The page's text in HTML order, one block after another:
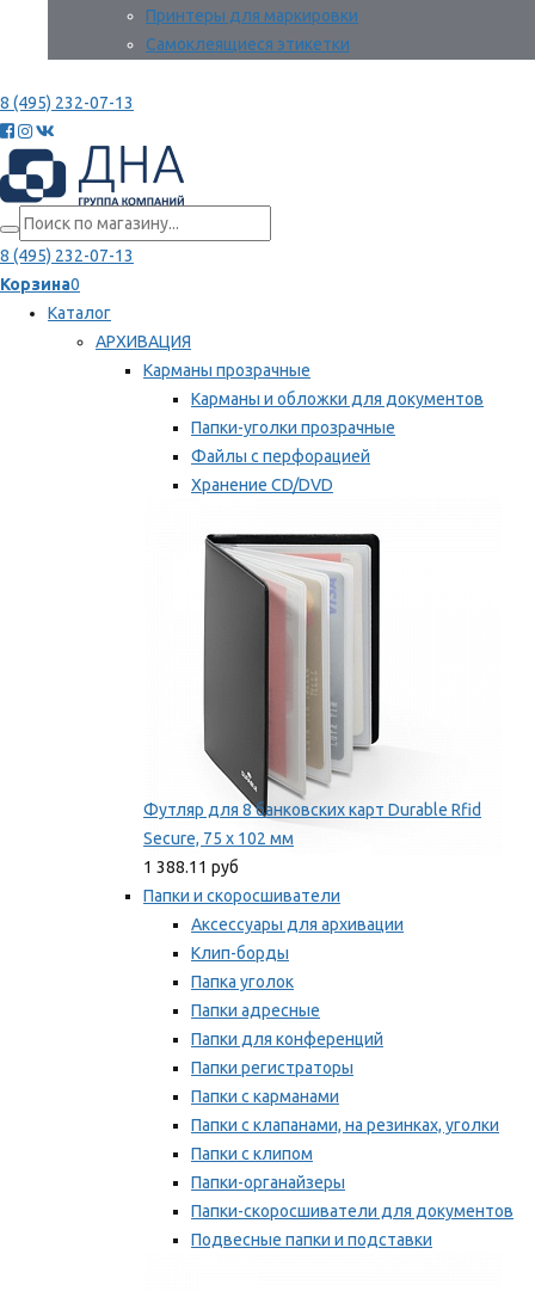
Принтеры для маркировки
Самоклеящиеся этикетки
8 (495) 232-07-13
8 (495) 232-07-13
Корзина0
Каталог
АРХИВАЦИЯ
Карманы прозрачные
Карманы и обложки для документов
Папки-уголки прозрачные
Файлы с перфорацией
Хранение CD/DVD
Мы рекомендуем
Футляр для 8 банковских карт Durable Rfid
Secure, 75 х 102 мм
1 388.11 руб
Папки и скоросшиватели
Аксессуары для архивации
Клип-борды
Папка уголок
Папки адресные
Папки для конференций
Папки регистраторы
Папки с карманами
Папки с клапанами, на резинках, уголки
Папки с клипом
Папки-органайзеры
Папки-скоросшиватели для документов
Подвесные папки и подставки